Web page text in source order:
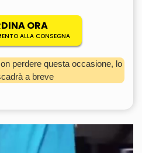
ORA
ALLA CONSEGNA
perdere questa occasione, lo
a breve